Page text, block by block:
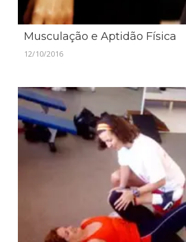
Musculação e Aptidão Física
12/10/2016